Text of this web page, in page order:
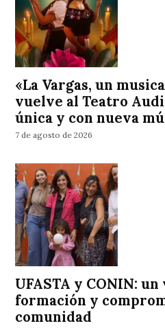
«La Vargas, un
vuelve al Teatro
única y con nueva
7 de agosto de 2026
UFASTA y CONIN:
formación y
comunidad